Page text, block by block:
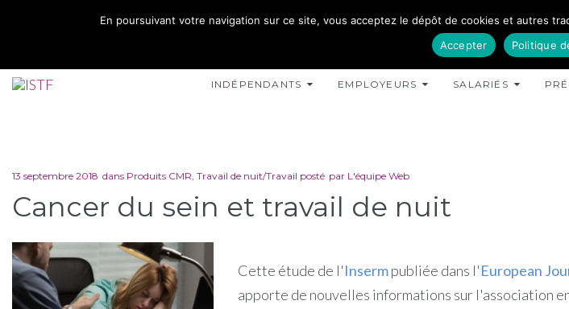
02 35 10 10 32 15 RUE DE L'INONDATION 76400 FÉCAMP
INDÉPENDANTS EMPLOYEURS SALARIÉS
13 septembre 2018 dans Produits CMR, Travail de nuit/Travail posté par L'équipe Web
Cancer du sein et travail de nuit
Cette étude de l'Insermpubliée dans l'European
apporte de nouvelles informations sur l'association
En poursuivant votre navigation sur ce site, vous acceptez le dépôt de cookies et autres
Accepter
Politique